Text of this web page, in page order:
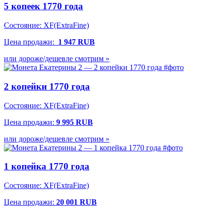
5 копеек 1770 года
Состояние: XF(ExtraFine)
Цена продажи: 1 947 RUB
или дороже/дешевле смотрим »
2 копейки 1770 года
Состояние: XF(ExtraFine)
Цена продажи: 9 995 RUB
или дороже/дешевле смотрим »
1 копейка 1770 года
Состояние: XF(ExtraFine)
Цена продажи: 20 001 RUB